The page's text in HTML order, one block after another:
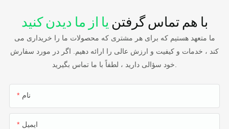
با هم تماس گرفتن یا از ما دیدن کنید
ما متعهد هستیم که برای هر مشتری که محصولات ما را خریداری می
کند ، خدمات و کیفیت و ارزش عالی را ارائه دهیم. اگر در مورد سفارش
نام
ایمیل